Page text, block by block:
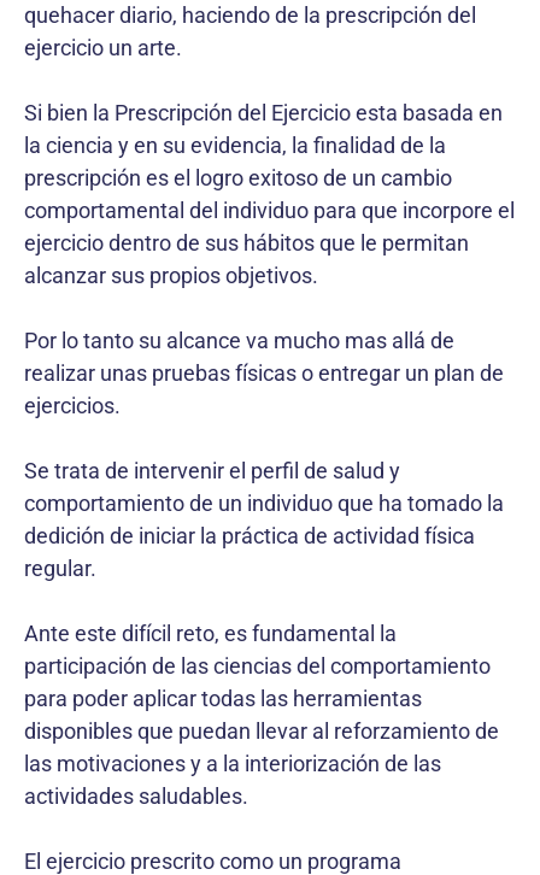
quehacer diario, haciendo de la prescripción del
ejercicio un arte.
Si bien la Prescripción del Ejercicio esta basada en
la ciencia y en su evidencia, la finalidad de la
prescripción es el logro exitoso de un cambio
comportamental del individuo para que incorpore el
ejercicio dentro de sus hábitos que le permitan
alcanzar sus propios objetivos.
Por lo tanto su alcance va mucho mas allá de
realizar unas pruebas físicas o entregar un plan de
ejercicios.
Se trata de intervenir el perfil de salud y
comportamiento de un individuo que ha tomado la
dedición de iniciar la práctica de actividad física
regular.
Ante este difícil reto, es fundamental la
participación de las ciencias del comportamiento
para poder aplicar todas las herramientas
disponibles que puedan llevar al reforzamiento de
las motivaciones y a la interiorización de las
actividades saludables.
El ejercicio prescrito como un programa